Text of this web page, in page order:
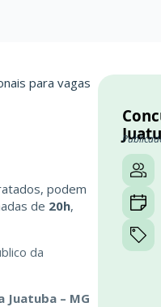
para vagas
podem
de 20h,
da
– MG